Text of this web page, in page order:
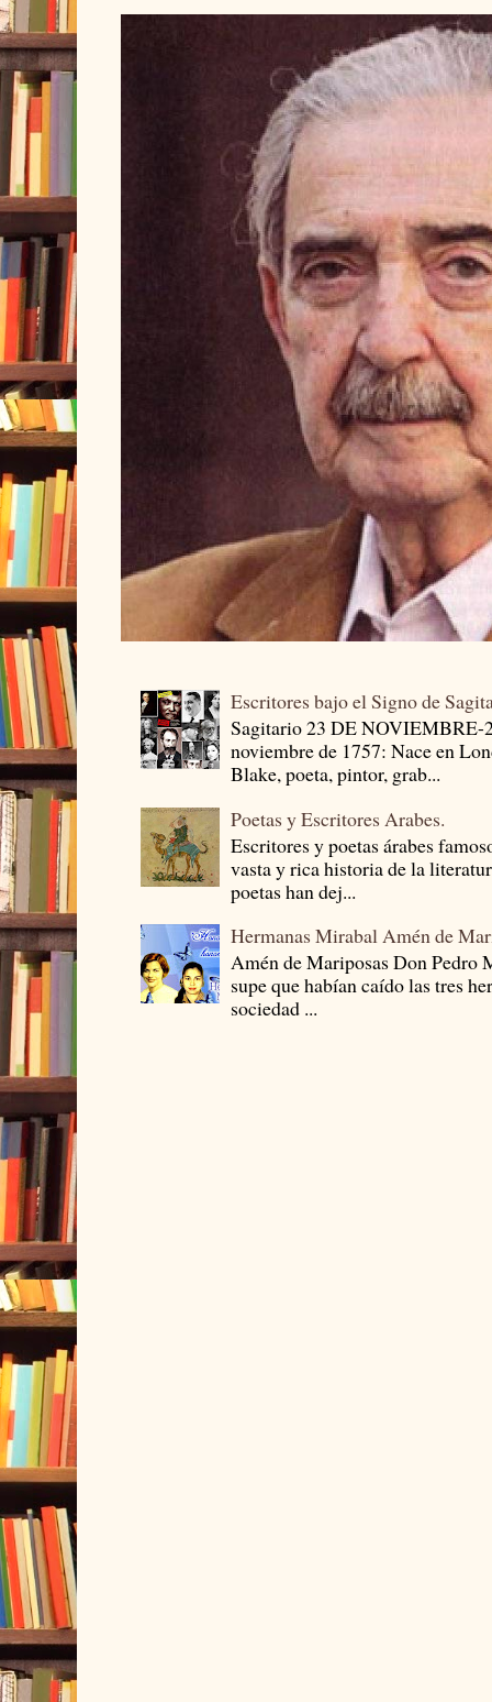
Escritores bajo el Signo de
Sagitario 23 DE
noviembre de 1757: Nace en
Blake, poeta, pintor, grab...
Poetas y Escritores Arabes.
Escritores y poetas árabes
vasta y rica historia de la
poetas han dej...
Hermanas Mirabal Amén de
Amén de Mariposas Don
supe que habían caído las tres
sociedad ...